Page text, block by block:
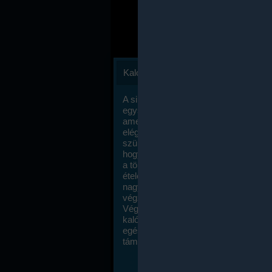
Kalóriaszámlálás
A sikeres fogyás titka valójában igen
egyszerű: égess több energiát, mint
amennyit beviszel. Természetesen
elég nagy fegyelemre és akaraterőre
szükség, de meglepődve fogod
hogy a kalóriaszámolás mennyire
a többi diétához képest. Itt nincsenek
ételek és a megengedett kalóriabevitelt
nagymértékben növelheted ha
végzel.
Végül, de nem utolsó sorban, a
kalóriaszámolás módszerét a legtöbb
egészségügyi szakorvos ajánlja és
támogatja.